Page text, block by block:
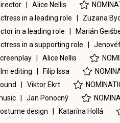
| Alice Nellis
in a leading role | Zuzana
in a leading role |
Marián
in a supporting role |
| Alice Nellis
editing |
Filip Issa
| Viktor Ekrt
| Jan Ponocný
design |
Katarína Hollá